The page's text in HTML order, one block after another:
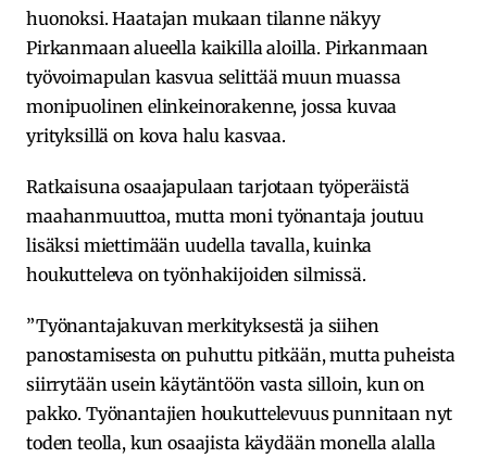
huonoksi. Haatajan mukaan tilanne näkyy
Pirkanmaan alueella kaikilla aloilla. Pirkanmaan
työvoimapulan kasvua selittää muun muassa
monipuolinen elinkeinorakenne, jossa kuvaa
yrityksillä on kova halu kasvaa.
Ratkaisuna osaajapulaan tarjotaan työperäistä
maahanmuuttoa, mutta moni työnantaja joutuu
lisäksi miettimään uudella tavalla, kuinka
houkutteleva on työnhakijoiden silmissä.
”Työnantajakuvan merkityksestä ja siihen
panostamisesta on puhuttu pitkään, mutta puheista
siirrytään usein käytäntöön vasta silloin, kun on
pakko. Työnantajien houkuttelevuus punnitaan nyt
toden teolla, kun osaajista käydään monella alalla